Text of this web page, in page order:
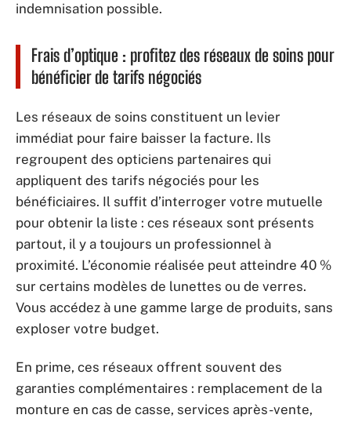
indemnisation possible.
Frais d’optique : profitez des réseaux de soins pour
bénéficier de tarifs négociés
Les réseaux de soins constituent un levier
immédiat pour faire baisser la facture. Ils
regroupent des opticiens partenaires qui
appliquent des tarifs négociés pour les
bénéficiaires. Il suffit d’interroger votre mutuelle
pour obtenir la liste : ces réseaux sont présents
partout, il y a toujours un professionnel à
proximité. L’économie réalisée peut atteindre 40 %
sur certains modèles de lunettes ou de verres.
Vous accédez à une gamme large de produits, sans
exploser votre budget.
En prime, ces réseaux offrent souvent des
garanties complémentaires : remplacement de la
monture en cas de casse, services après-vente,